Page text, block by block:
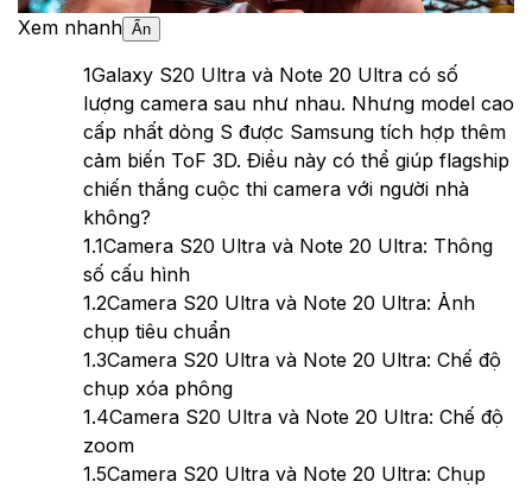
Xem nhanh Ẩn
1Galaxy S20 Ultra và Note 20 Ultra có số
lượng camera sau như nhau. Nhưng model cao
cấp nhất dòng S được Samsung tích hợp thêm
cảm biến ToF 3D. Điều này có thể giúp flagship
chiến thắng cuộc thi camera với người nhà
không?
1.1Camera S20 Ultra và Note 20 Ultra: Thông
số cấu hình
1.2Camera S20 Ultra và Note 20 Ultra: Ảnh
chụp tiêu chuẩn
1.3Camera S20 Ultra và Note 20 Ultra: Chế độ
chụp xóa phông
1.4Camera S20 Ultra và Note 20 Ultra: Chế độ
zoom
1.5Camera S20 Ultra và Note 20 Ultra: Chụp